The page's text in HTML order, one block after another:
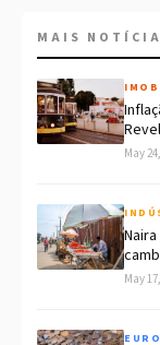
MAIS
May
May